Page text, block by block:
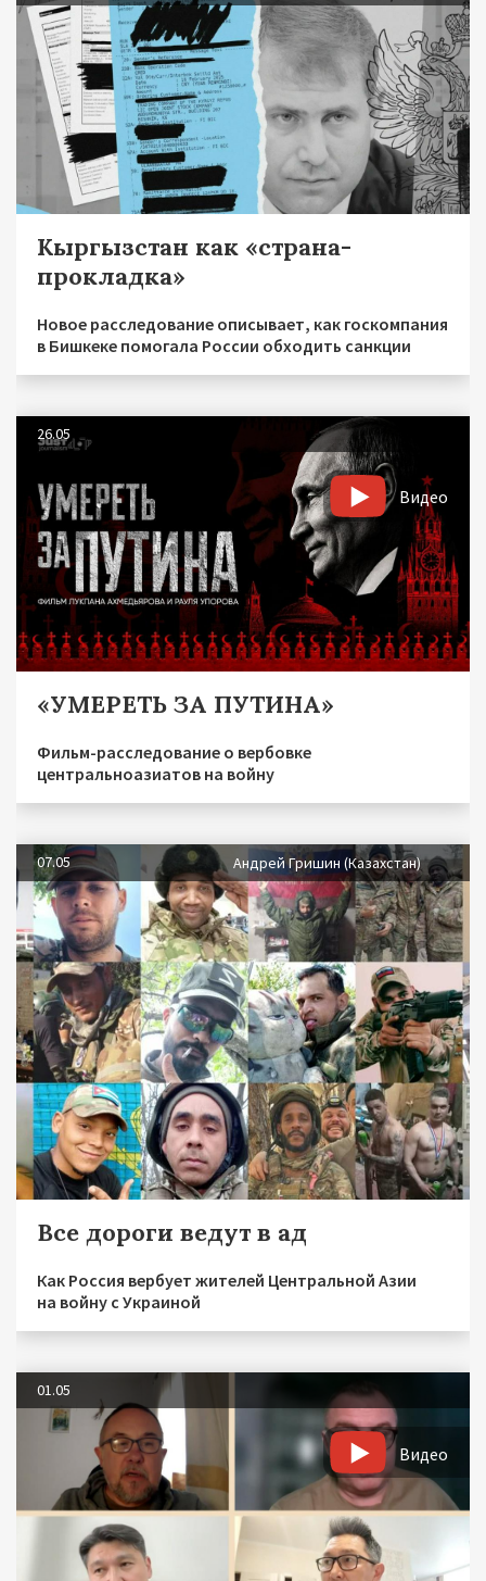
Кыргызстан как «страна-
прокладка»
Новое расследование описывает, как госкомпания
в Бишкеке помогала России обходить санкции
26.05
Видео
«УМЕРЕТЬ ЗА ПУТИНА»
Фильм-расследование о вербовке
центральноазиатов на войну
07.05 Андрей Гришин (Казахстан)
Все дороги ведут в ад
Как Россия вербует жителей Центральной Азии
на войну с Украиной
01.05
Видео